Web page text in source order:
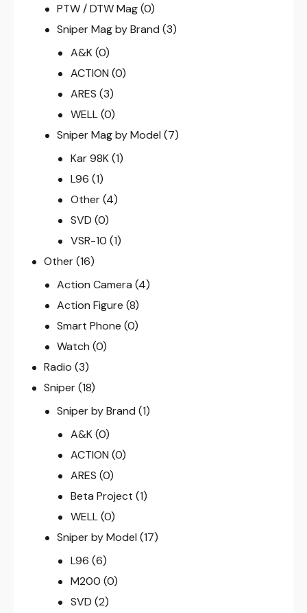
PTW / DTW Mag (0)
Sniper Mag by Brand (3)
A&K (0)
ACTION (0)
ARES (3)
WELL (0)
Sniper Mag by Model (7)
Kar 98K (1)
L96 (1)
Other (4)
SVD (0)
VSR-10 (1)
Other(16)
Action Camera (4)
Action Figure (8)
Smart Phone (0)
Watch (0)
Radio (3)
Sniper(18)
Sniper by Brand (1)
A&K (0)
ACTION (0)
ARES (0)
Beta Project (1)
WELL (0)
Sniper by Model (17)
L96 (6)
M200 (0)
SVD (2)